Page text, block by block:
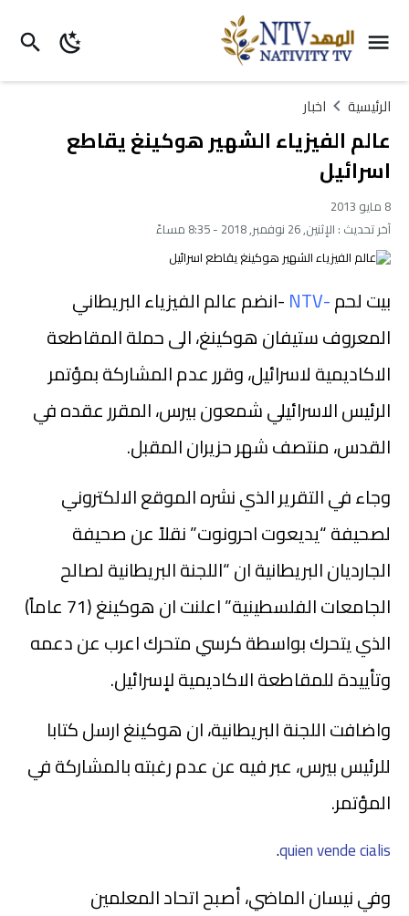
الرئيسية اخبار
عالم الفيزياء الشهير هوكينغ يقاطع
اسرائيل
8 مايو 2013
آخر تحديث : الإثنين, 26 نوفمبر, 2018 - 8:35 مساءً
بيت لحم-NTV
-انضم عالم الفيزياء البريطاني
المعروف ستيفان هوكينغ، الى حملة المقاطعة
الاكاديمية لاسرائيل، وقرر عدم المشاركة بمؤتمر
الرئيس الاسرائيلي شمعون بيرس، المقرر عقده في
القدس، منتصف شهر حزيران المقبل.
وجاء في التقرير الذي نشره الموقع الالكتروني
لصحيفة “يديعوت احرونوت” نقلاً عن صحيفة
الجارديان البريطانية ان “اللجنة البريطانية لصالح
الجامعات الفلسطينية” اعلنت ان هوكينغ (71 عاماً)
الذي يتحرك بواسطة كرسي متحرك اعرب عن دعمه
وتأييدة للمقاطعة الاكاديمية لإسرائيل.
واضافت اللجنة البريطانية، ان هوكينغ ارسل كتابا
للرئيس بيرس، عبر فيه عن عدم رغبته بالمشاركة في
المؤتمر.
quien vende cialis
.
وفي نيسان الماضي، أصبح اتحاد المعلمين